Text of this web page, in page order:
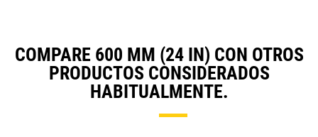
COMPARE 600 MM (24 IN) CON OTROS
PRODUCTOS CONSIDERADOS
HABITUALMENTE.